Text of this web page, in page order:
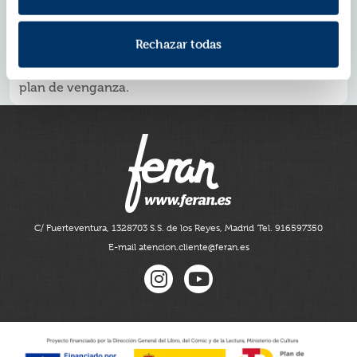
Rechazar todas
Es un libro de excepcional suspense psicológico y un
gran éxito internacional.
Es una historia de venganza, traición, redención y
La protagonista, Faye, aún no ha acabado con su
plan de venganza.
C/ Fuerteventura, 1328703 S.S. de los Reyes, Madrid Tel. 916597350
E-mail atencion.cliente@feran.es